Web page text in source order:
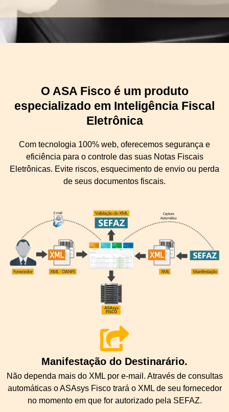
O ASA Fisco é um produto
especializado em Inteligência Fiscal
Eletrônica
Com tecnologia 100% web, oferecemos segurança e
eficiência para o controle das suas Notas Fiscais
Eletrônicas. Evite riscos, esquecimento de envio ou perda
de seus documentos fiscais.
Manifestação do Destinarário.
Não dependa mais do XML por e-mail. Através de consultas
automáticas o ASAsys Fisco trará o XML de seu fornecedor
no momento em que for autorizado pela SEFAZ.